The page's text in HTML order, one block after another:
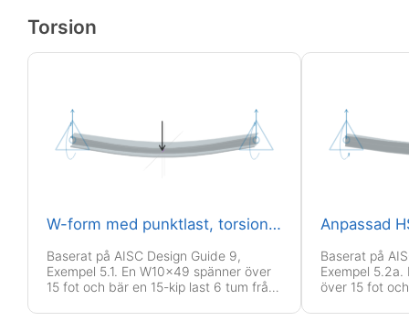
Torsion
W-form med punktlast, torsionsledad
Baserat på AISC Design Guide 9,
Exempel 5.1. En W10x49 spänner över
15 fot och bär en 15-kip last 6 tum från
Baserat på
Exempel
över 15 fot